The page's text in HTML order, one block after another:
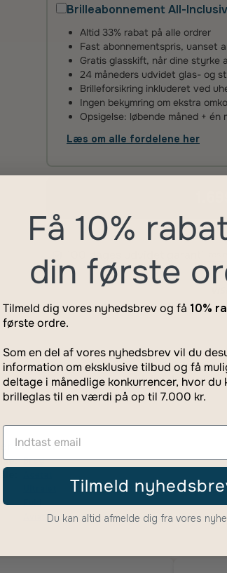
Brilleabonnement All-
Altid 33% rabat på alle ordrer
Fast abonnementspris, uanset
Gratis glasskift, når dine styrke
24 måneders udvidet glas- og
Brilleforsikring inkluderet ved
Ingen bekymring om ekstra
Opsigelse: løbende måned + én
Læs om alle fordelene her
100 dages udvidet garanti
Udvidet
om stel
Bred
Fuld
Aviator
Få 10%
din første
Tilmeld dig vores nyhedsbrev og få 10%
første ordre.
Som en del af vores nyhedsbrev vil du
information om eksklusive tilbud og få
deltage i månedlige konkurrencer, hvor du
brilleglas til en værdi på op til 7.000 kr.
Tilmeld
Du kan altid afmelde dig fra vores